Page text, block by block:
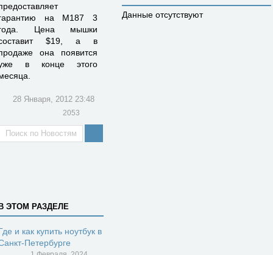
на М187 3
Цена мышки
$19, а в
она появится
в конце этого
28 Января, 2012 23:48
2053
ЭТОМ РАЗДЕЛЕ
и как купить ноутбук в
Петербурге
Данные отсутствуют